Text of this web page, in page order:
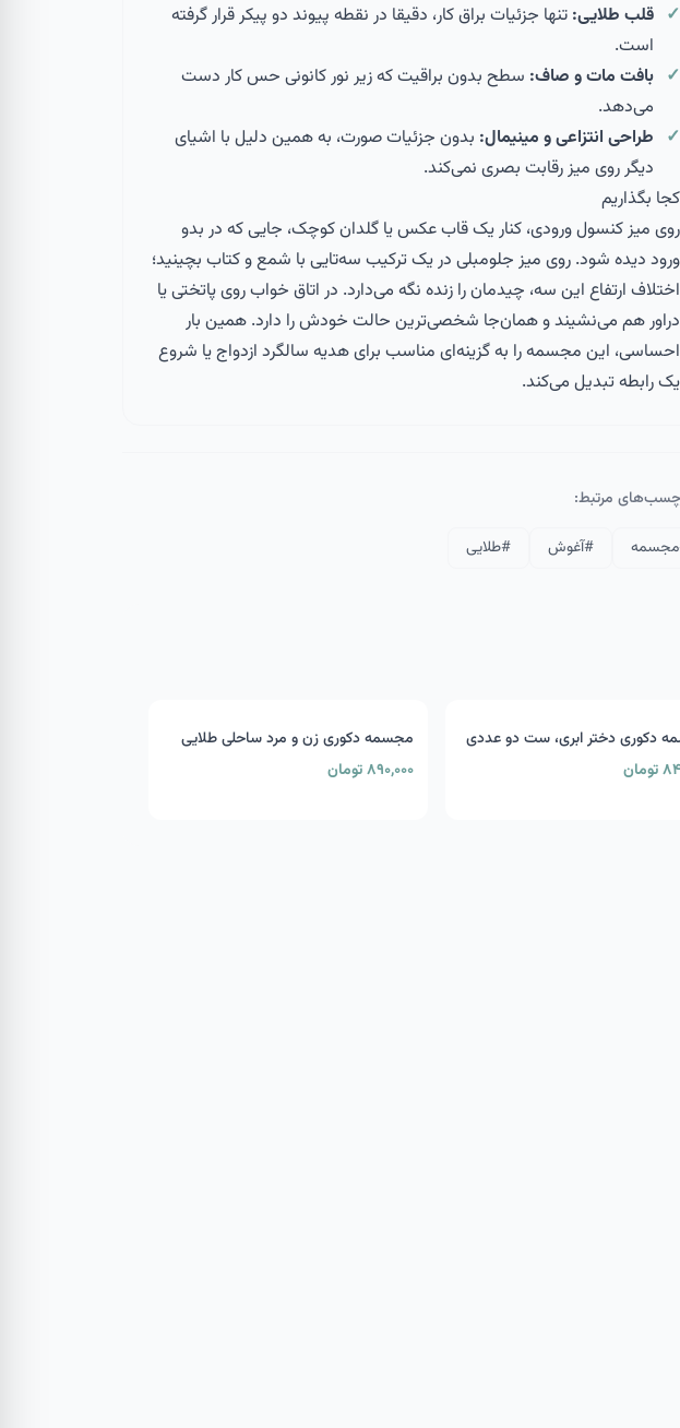
قلب طلایی: تنها جزئیات براق کار، دقیقا در نقطه پیوند دو پیکر قرار گرفته
است.
بافت مات و صاف: سطح بدون براقیت که زیر نور کانونی حس کار دست
می‌دهد.
طراحی انتزاعی و مینیمال: بدون جزئیات صورت، به همین دلیل با اشیای
دیگر روی میز رقابت بصری نمی‌کند.
کجا بگذاریم
روی میز کنسول ورودی، کنار یک قاب عکس یا گلدان کوچک، جایی که در بدو
ورود دیده شود. روی میز جلومبلی در یک ترکیب سه‌تایی با شمع و کتاب بچینید؛
اختلاف ارتفاع این سه، چیدمان را زنده نگه می‌دارد. در اتاق خواب روی پاتختی یا
دراور هم می‌نشیند و همان‌جا شخصی‌ترین حالت خودش را دارد. همین بار
احساسی، این مجسمه را به گزینه‌ای مناسب برای هدیه سالگرد ازدواج یا شروع
یک رابطه تبدیل می‌کند.
مرتبط:
مجسمه #آغوش #طلایی
دکوری دختر ابری، ست دو عددی
مجسمه دکوری زن و مرد ساحلی طلایی
۸۹۰,۰۰۰ تومان